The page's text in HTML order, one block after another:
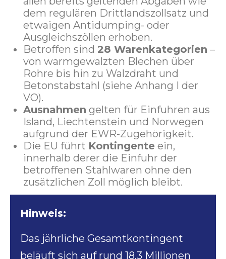
dem regulären Drittlandszollsatz und
etwaigen Antidumping- oder
Ausgleichszöllen erhoben.
Betroffen sind 28 Warenkategorien –
von warmgewalzten Blechen über
Rohre bis hin zu Walzdraht und
Betonstabstahl (siehe Anhang I der
VO).
Ausnahmen gelten für Einfuhren aus
Island, Liechtenstein und Norwegen
aufgrund der EWR-Zugehörigkeit.
Die EU führt Kontingente ein,
innerhalb derer die Einfuhr der
betroffenen Stahlwaren ohne den
zusätzlichen Zoll möglich bleibt.
Hinweis:
Das jährliche Gesamtkontingent
beläuft sich auf rund 18,3 Millionen